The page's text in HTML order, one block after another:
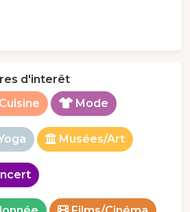
d'interêt
Cuisine Mode
Musées/Art